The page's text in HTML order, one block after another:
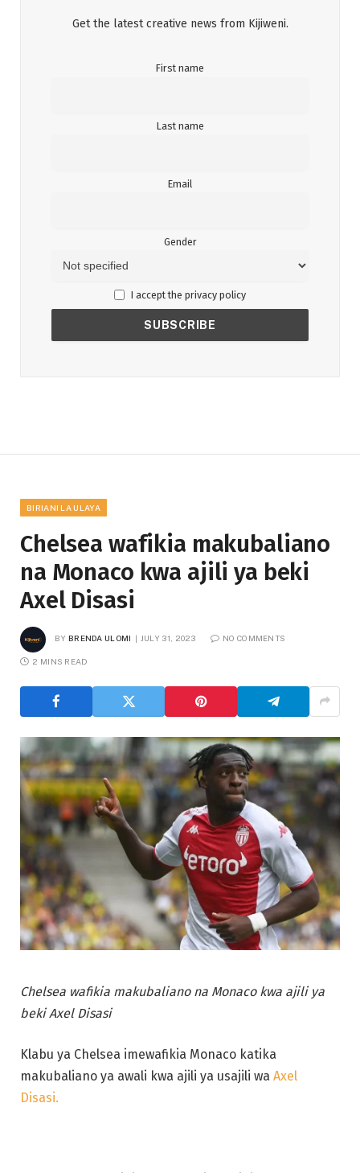
Get the latest creative news from Kijiweni.
First name
Last name
Email
Gender
I accept the privacy policy
BIRIANI LA ULAYA
Chelsea wafikia makubaliano
na Monaco kwa ajili ya beki
Axel Disasi
BY BRENDA ULOMI JULY 31, 2023 NO COMMENTS
2 MINS READ
Chelsea wafikia makubaliano na Monaco kwa ajili ya
beki Axel Disasi
Klabu ya Chelsea imewafikia Monaco katika
makubaliano ya awali kwa ajili ya usajili wa Axel
Disasi.